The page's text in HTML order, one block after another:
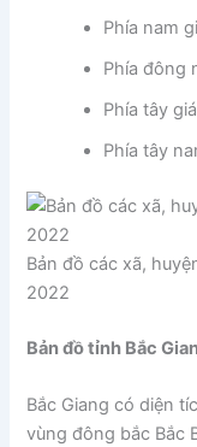
Phía nam
Phía đông
Phía tây
Phía tây
Bản đồ các xã,
2022
Bản đồ tỉnh Bắc
Bắc Giang có diện
vùng đông bắc Bắc